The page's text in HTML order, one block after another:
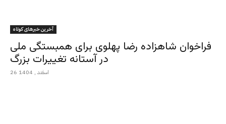
آخرین خبرهای کوتاه
فراخوان شاهزاده رضا پهلوی برای همبستگی ملی
در آستانه تغییرات بزرگ
26 اسفند , 1404